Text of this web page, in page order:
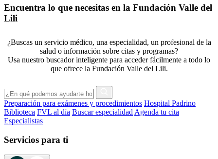
Encuentra lo que necesitas en la Fundación Valle del
Lili
¿Buscas un servicio médico, una especialidad, un profesional de la
salud o información sobre citas y programas?
Usa nuestro buscador inteligente para acceder fácilmente a todo lo
que ofrece la Fundación Valle del Lili.
Preparación para exámenes y procedimientos Hospital Padrino
Biblioteca FVL al día Buscar especialidad Agenda tu cita
Especialistas
Servicios para ti